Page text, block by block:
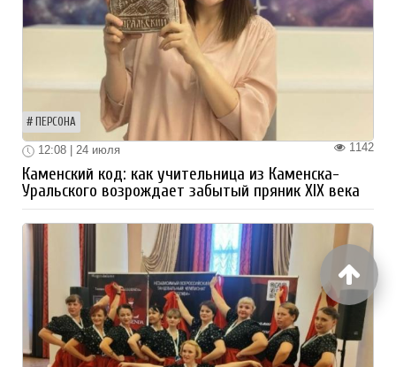
ПЕРСОНА
1142
12:08 | 24 июля
Каменский код: как учительница из Каменска-
Уральского возрождает забытый пряник XIX века